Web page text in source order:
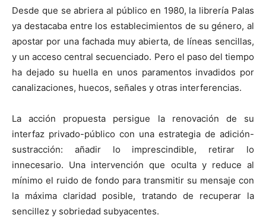
Desde que se abriera al público en 1980, la librería Palas
ya destacaba entre los establecimientos de su género, al
apostar por una fachada muy abierta, de líneas sencillas,
y un acceso central secuenciado. Pero el paso del tiempo
ha dejado su huella en unos paramentos invadidos por
canalizaciones, huecos, señales y otras interferencias.
La acción propuesta persigue la renovación de su
interfaz privado-público con una estrategia de adición-
sustracción: añadir lo imprescindible, retirar lo
innecesario. Una intervención que oculta y reduce al
mínimo el ruido de fondo para transmitir su mensaje con
la máxima claridad posible, tratando de recuperar la
sencillez y sobriedad subyacentes.